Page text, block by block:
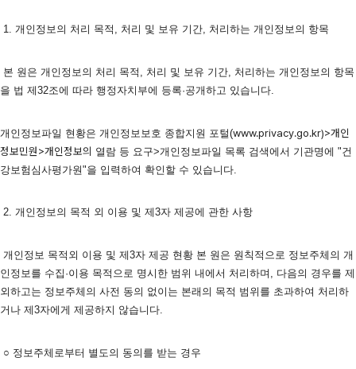
1. 개인정보의 처리 목적, 처리 및 보유 기간, 처리하는 개인정보의 항목
본 원은 개인정보의 처리 목적, 처리 및 보유 기간, 처리하는 개인정보의 항목
을 법 제32조에 따라 행정자치부에 등록·공개하고 있습니다.
개인정보파일 현황은 개인정보보호 종합지원 포털(www.privacy.go.kr)>개인
정보민원>개인정보의 열람 등 요구>개인정보파일 목록 검색에서 기관명에 "건
강보험심사평가원"을 입력하여 확인할 수 있습니다.
2. 개인정보의 목적 외 이용 및 제3자 제공에 관한 사항
개인정보 목적외 이용 및 제3자 제공 현황 본 원은 원칙적으로 정보주체의 개
인정보를 수집·이용 목적으로 명시한 범위 내에서 처리하며, 다음의 경우를 제
외하고는 정보주체의 사전 동의 없이는 본래의 목적 범위를 초과하여 처리하
거나 제3자에게 제공하지 않습니다.
○ 정보주체로부터 별도의 동의를 받는 경우